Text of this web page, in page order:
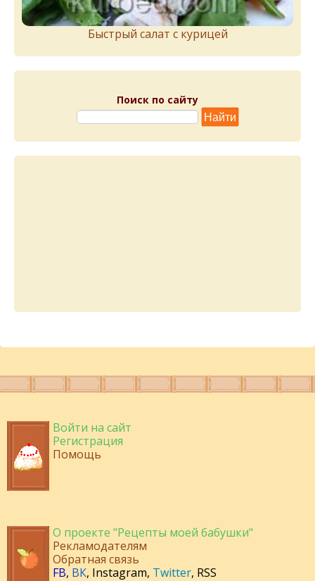
Быстрый салат с курицей
Поиск по сайту
Войти на сайт
Регистрация
Помощь
О проекте "Рецепты моей бабушки"
Рекламодателям
Обратная связь
FB, ВК, Instagram, Twitter, RSS